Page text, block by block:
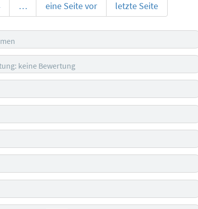
… eine Seite vor letzte Seite
keine Bewertung